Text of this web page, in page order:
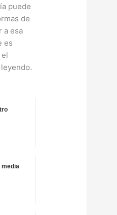
puede
de
a esa
es
media